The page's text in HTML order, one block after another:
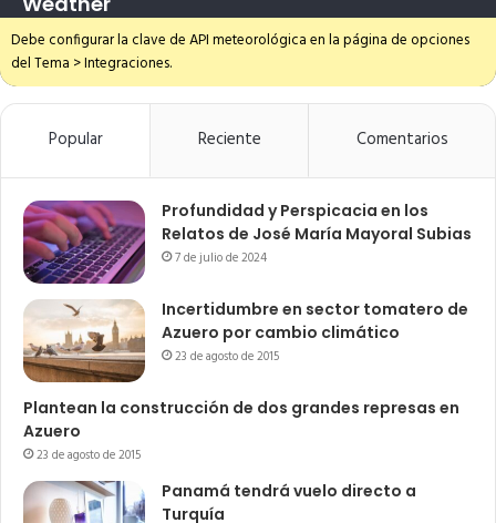
Debe configurar la clave de API meteorológica en la página de opciones
del Tema > Integraciones.
Popular Reciente Comentarios
Profundidad y Perspicacia en los
Relatos de José María Mayoral Subias
7 de julio de 2024
Incertidumbre en sector tomatero de
Azuero por cambio climático
23 de agosto de 2015
Plantean la construcción de dos grandes represas en
Azuero
23 de agosto de 2015
Panamá tendrá vuelo directo a
Turquía